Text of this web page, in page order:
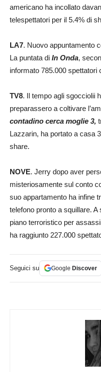
americano ha incollato
telespettatori per il 5.4% di
LA7. Nuovo appuntamento
La puntata di In Onda,
informato 785.000 spettatori
TV8. Il tempo agli sgocciolii
preparassero a coltivare
contadino cerca moglie 3,
Lazzarin, ha portato a casa
share.
NOVE. Jerry dopo aver
misteriosamente sul conto
suo appartamento ha infine
telefono pronto a squillare.
piano terroristico per
ha raggiunto 227.000
Seguici su Google Discover